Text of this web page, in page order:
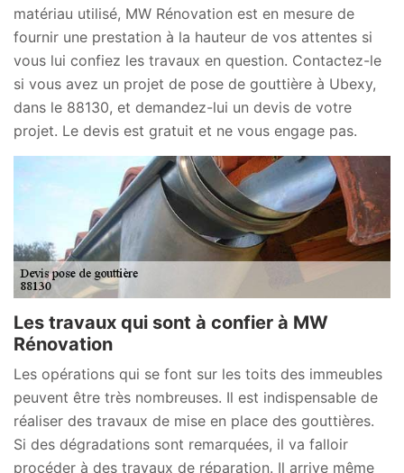
matériau utilisé, MW Rénovation est en mesure de
fournir une prestation à la hauteur de vos attentes si
vous lui confiez les travaux en question. Contactez-le
si vous avez un projet de pose de gouttière à Ubexy,
dans le 88130, et demandez-lui un devis de votre
projet. Le devis est gratuit et ne vous engage pas.
Les travaux qui sont à confier à MW
Rénovation
Les opérations qui se font sur les toits des immeubles
peuvent être très nombreuses. Il est indispensable de
réaliser des travaux de mise en place des gouttières.
Si des dégradations sont remarquées, il va falloir
procéder à des travaux de réparation. Il arrive même